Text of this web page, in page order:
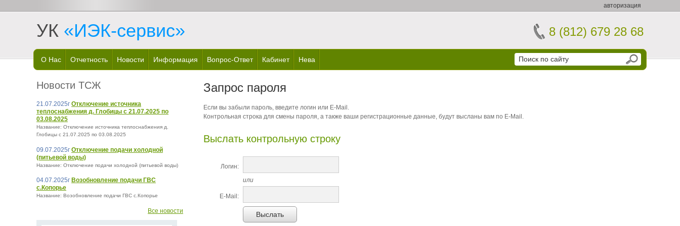
авторизация
УК «ИЭК-сервис» 8 (812) 679 28 68
О Нас Отчетность Новости Информация Вопрос-Ответ Кабинет Нева
Новости ТСЖ
21.07.2025г Отключение источника
теплоснабжения д. Глобицы с 21.07.2025 по
03.08.2025
Название: Отключение источника теплоснабжения д.
Глобицы с 21.07.2025 по 03.08.2025
09.07.2025г Отключение подачи холодной
(питьевой воды)
Название: Отключение подачи холодной (питьевой воды)
04.07.2025г Возобновление подачи ГВС
с.Копорье
Название: Возобновление подачи ГВС с.Копорье
Все новости
Запрос пароля
Если вы забыли пароль, введите логин или E-Mail.
Контрольная строка для смены пароля, а также ваши регистрационные данные, будут высланы вам по E-Mail.
Выслать контрольную строку
Логин:
или
E-Mail:
Выслать